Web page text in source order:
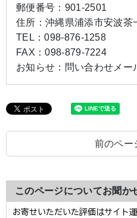
郵便番号： 901-2501
住所： 沖縄県浦添市安波茶
TEL：098-876-1258
FAX：098-879-7224
お知らせ： 問い合わせメー
前のペー
このページについてお聞か